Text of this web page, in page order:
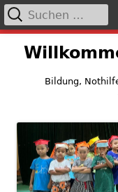
Springe
Bildung,
Primäres
Menü